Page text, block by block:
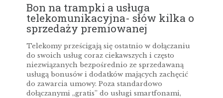
Bon na trampki a usługa
telekomunikacyjna- słów kilka o
sprzedaży premiowanej
Telekomy prześcigają się ostatnio w dołączaniu
do swoich usług coraz ciekawszych i często
niezwiązanych bezpośrednio ze sprzedawaną
usługą bonusów i dodatków mających zachęcić
do zawarcia umowy. Poza standardowo
dołączanymi „gratis” do usługi smartfonami,